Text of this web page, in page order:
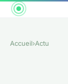
Accueil›Actu